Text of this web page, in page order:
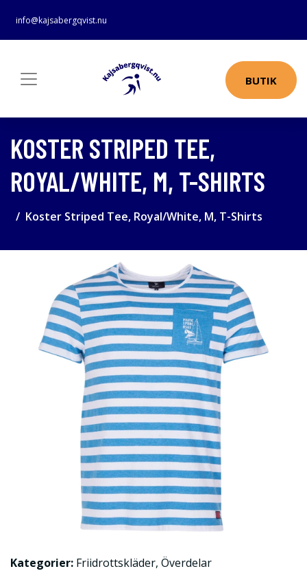
info@kajsabergqvist.nu
BUTIK
KOSTER STRIPED TEE,
ROYAL/WHITE, M, T-SHIRTS
Koster Striped Tee, Royal/White, M, T-Shirts
Kategorier: Friidrottskläder, Överdelar